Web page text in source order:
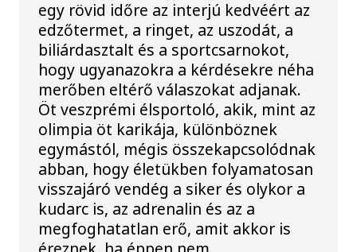
egy rövid időre az interjú kedvéért az
edzőtermet, a ringet, az uszodát, a
biliárdasztalt és a sportcsarnokot,
hogy ugyanazokra a kérdésekre néha
merőben eltérő válaszokat adjanak.
Öt veszprémi élsportoló, akik, mint az
olimpia öt karikája, különböznek
egymástól, mégis összekapcsolódnak
abban, hogy életükben folyamatosan
visszajáró vendég a siker és olykor a
kudarc is, az adrenalin és az a
megfoghatatlan erő, amit akkor is